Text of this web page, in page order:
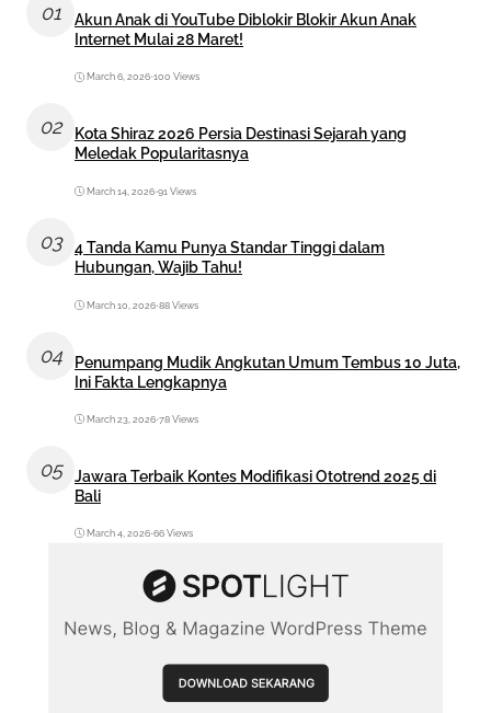
01
Akun Anak di YouTube Diblokir Blokir Akun Anak
Internet Mulai 28 Maret!
March 6, 2026•100 Views
02
Kota Shiraz 2026 Persia Destinasi Sejarah yang
Meledak Popularitasnya
March 14, 2026•91 Views
03
4 Tanda Kamu Punya Standar Tinggi dalam
Hubungan, Wajib Tahu!
March 10, 2026•88 Views
04
Penumpang Mudik Angkutan Umum Tembus 10 Juta,
Ini Fakta Lengkapnya
March 23, 2026•78 Views
05
Jawara Terbaik Kontes Modifikasi Ototrend 2025 di
Bali
March 4, 2026•66 Views